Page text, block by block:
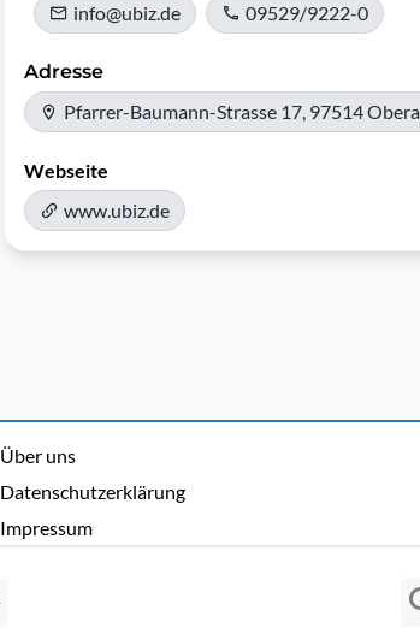
info@ubiz.de 09529/9222-0
Adresse
Pfarrer-Baumann-Strasse 17, 97514
Webseite
www.ubiz.de
Über uns
Datenschutzerklärung
Impressum
Copyright ©